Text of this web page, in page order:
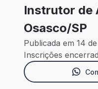
Instrutor de
Osasco/SP
Publicada em 14
Inscrições